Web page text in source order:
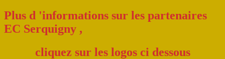
Plus d 'informations sur les partenaires
EC Serquigny ,
cliquez sur les logos ci dessous